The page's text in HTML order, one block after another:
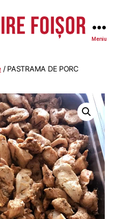
-
Meniu
/ PASTRAMA DE PORC